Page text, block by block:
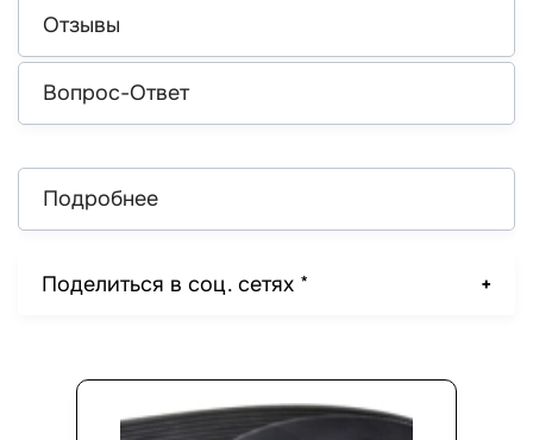
Отзывы
Вопрос-Ответ
Подробнее
Поделиться в соц. сетях *